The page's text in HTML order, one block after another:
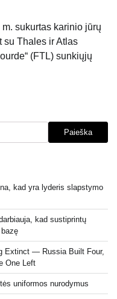
sukurtas karinio jūrų
su Thales ir Atlas
(FTL) sunkiųjų
Paieška
kad yra lyderis slapstymo
kad sustiprintų
Extinct — Russia Built Four,
One Left
uniformos nurodymus